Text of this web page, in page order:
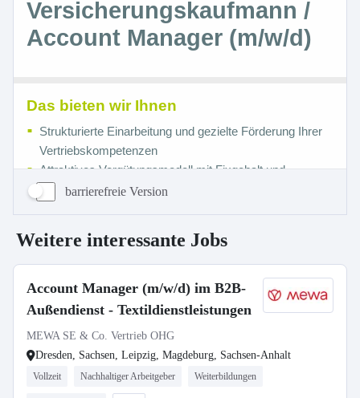
barrierefreie Version
Weitere interessante Jobs
Account Manager (m/w/d) im B2B-
Außendienst - Textildienstleistungen
MEWA SE & Co. Vertrieb OHG
Dresden, Sachsen, Leipzig, Magdeburg, Sachsen-Anhalt
Vollzeit Nachhaltiger Arbeitgeber Weiterbildungen